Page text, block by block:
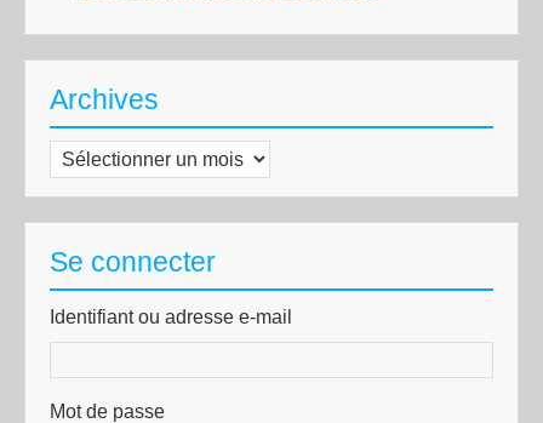
Archives
Archives
Se connecter
Identifiant ou adresse e-mail
Mot de passe